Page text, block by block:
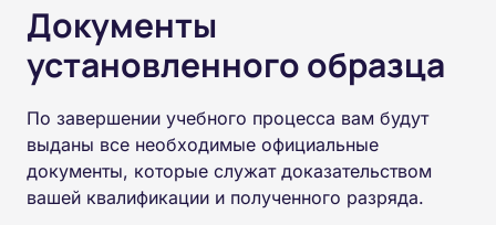
Документы
установленного образца
По завершении учебного процесса вам будут
выданы все необходимые официальные
документы, которые служат доказательством
вашей квалификации и полученного разряда.